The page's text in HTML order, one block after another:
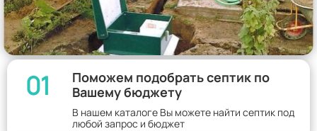
01
Поможем подобрать септик по
Вашему бюджету
В нашем каталоге Вы можете найти септик под
любой запрос и бюджет